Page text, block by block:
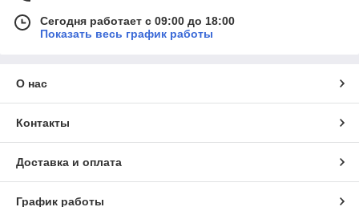
Сегодня работает с 09:00 до 18:00
Показать весь график работы
О нас
Контакты
Доставка и оплата
График работы